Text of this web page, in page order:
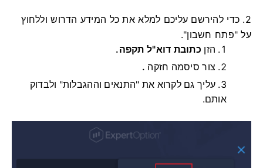
2. כדי להירשם עליכם למלא את כל המידע הדרוש וללחוץ
על "פתח חשבון".
הזן כתובת דוא"ל תקפה.
צור סיסמה חזקה .
עליך גם לקרוא את "התנאים וההגבלות" ולבדוק
אותם.